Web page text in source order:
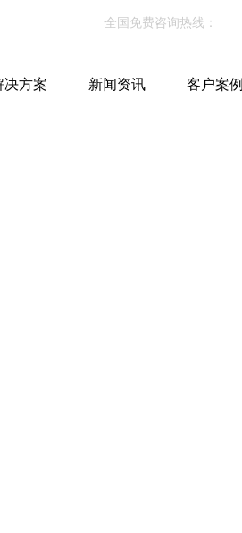
全国免费咨询热线：
决方案 新闻资讯 客户案例